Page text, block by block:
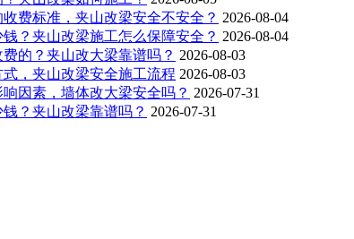
费标准，夹山改梁安全不安全？ 2026-08-04
？夹山改梁施工怎么保障安全？ 2026-08-04
的？夹山改大梁靠谱吗？ 2026-08-03
，夹山改梁安全施工流程 2026-08-03
因素，墙体改大梁安全吗？ 2026-07-31
？夹山改梁靠谱吗？ 2026-07-31